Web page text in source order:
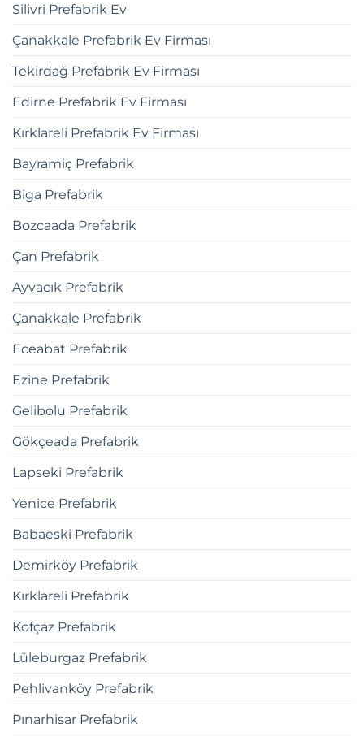
Silivri Prefabrik Ev
Çanakkale Prefabrik Ev Firması
Tekirdağ Prefabrik Ev Firması
Edirne Prefabrik Ev Firması
Kırklareli Prefabrik Ev Firması
Bayramiç Prefabrik
Biga Prefabrik
Bozcaada Prefabrik
Çan Prefabrik
Ayvacık Prefabrik
Çanakkale Prefabrik
Eceabat Prefabrik
Ezine Prefabrik
Gelibolu Prefabrik
Gökçeada Prefabrik
Lapseki Prefabrik
Yenice Prefabrik
Babaeski Prefabrik
Demirköy Prefabrik
Kırklareli Prefabrik
Kofçaz Prefabrik
Lüleburgaz Prefabrik
Pehlivanköy Prefabrik
Pınarhisar Prefabrik